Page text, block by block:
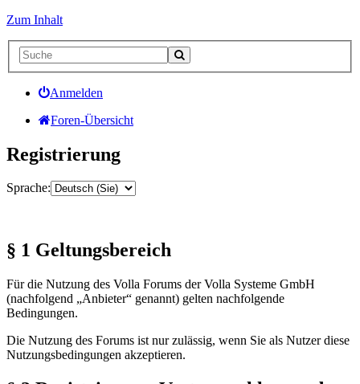
Zum Inhalt
Anmelden
Foren-Übersicht
Registrierung
Sprache:
§ 1 Geltungsbereich
Für die Nutzung des Volla Forums der Volla Systeme GmbH
(nachfolgend „Anbieter“ genannt) gelten nachfolgende
Bedingungen.
Die Nutzung des Forums ist nur zulässig, wenn Sie als Nutzer diese
Nutzungsbedingungen akzeptieren.